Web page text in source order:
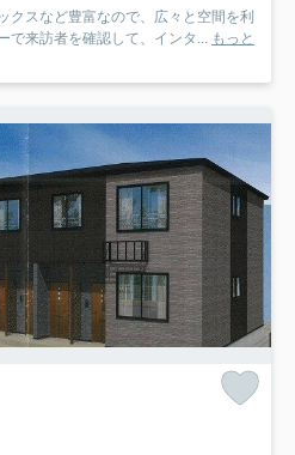
クスなど豊富なので、広々と空間を利
で来訪者を確認して、インタ...
もっと